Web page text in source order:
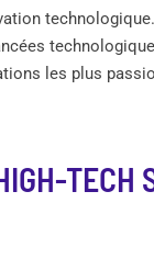
les plus
TECH